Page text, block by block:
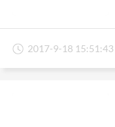
2017-9-18 15:51:43